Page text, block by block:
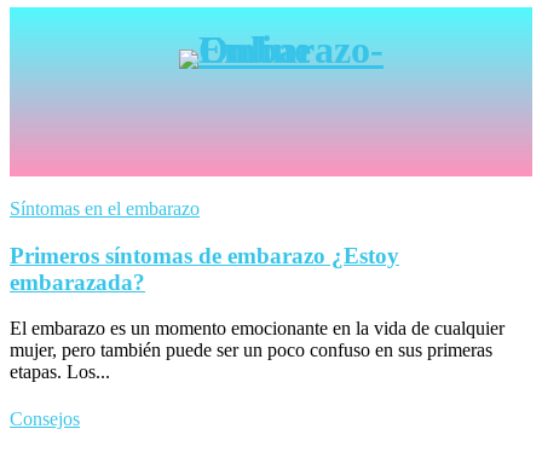
Síntomas en el embarazo
Primeros síntomas de embarazo ¿Estoy
embarazada?
El embarazo es un momento emocionante en la vida de cualquier
mujer, pero también puede ser un poco confuso en sus primeras
etapas. Los...
Consejos